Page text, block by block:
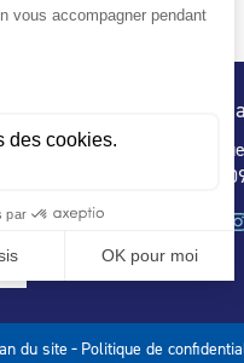
32
75
du site - Politique de